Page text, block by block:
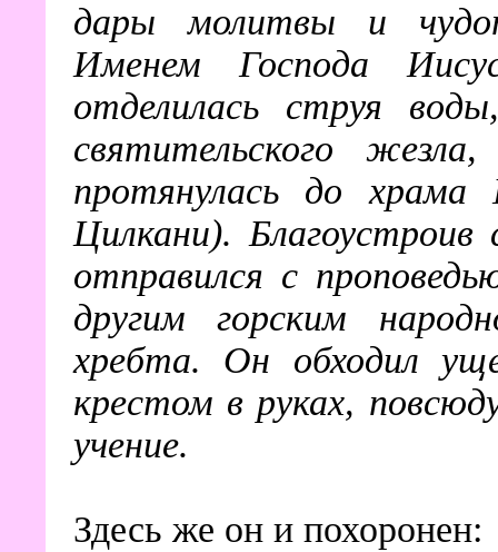
дары молитвы и
Именем Господа
отделилась струя
святительского
протянулась до храма
Цилкани).
отправился с
другим горским
хребта. Он обходил
крестом в руках,
учение.
Здесь же он и похоронен: